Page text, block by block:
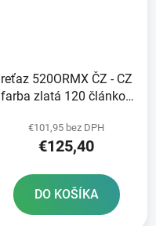
reťaz 520ORMX ČZ - CZ
farba zlatá 120 článkov
spojky CLIP
€101,95 bez DPH
€125,40
DO KOŠÍKA